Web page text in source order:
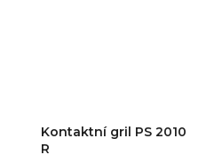
Kontaktní gril PS 2010
R